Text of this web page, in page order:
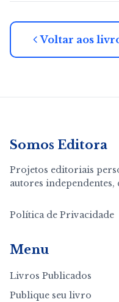
Voltar aos
Somos Editora
Projetos editoriais
autores independentes,
Política de Privacidade
Menu
Livros Publicados
Publique seu livro